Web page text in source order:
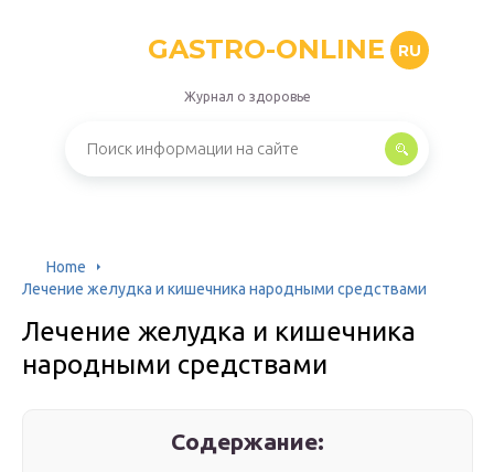
GASTRO-ONLINE RU
Журнал о здоровье
Home
Лечение желудка и кишечника народными средствами
Лечение желудка и кишечника
народными средствами
Содержание: